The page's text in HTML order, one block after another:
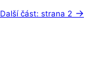
Další část: strana 2 →